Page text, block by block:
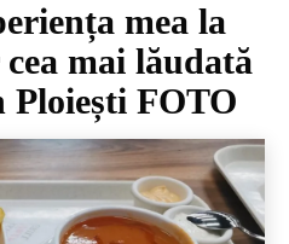
mea la
mai lăudată
Ploiești FOTO